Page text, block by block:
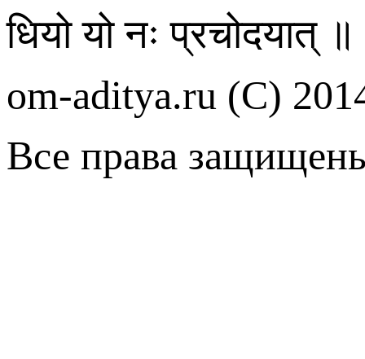
धियो यो नः प्रचोदयात् ॥
om-aditya.ru (С)
Все права